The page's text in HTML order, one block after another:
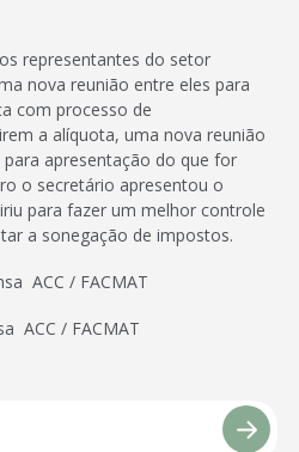
representantes do setor
nova reunião entre eles para
com processo de
a alíquota, uma nova reunião
para apresentação do que for
o secretário apresentou o
para fazer um melhor controle
a sonegação de impostos.
ACC / FACMAT
ACC / FACMAT